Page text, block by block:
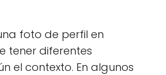
foto de perfil en
tener diferentes
el contexto. En algunos